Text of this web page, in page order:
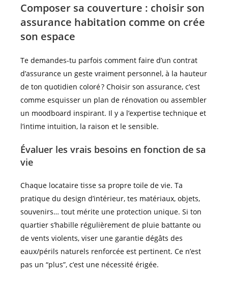
Composer sa couverture : choisir son
assurance habitation comme on crée
son espace
Te demandes-tu parfois comment faire d’un contrat
d’assurance un geste vraiment personnel, à la hauteur
de ton quotidien coloré ? Choisir son assurance, c’est
comme esquisser un plan de rénovation ou assembler
un moodboard inspirant. Il y a l’expertise technique et
l’intime intuition, la raison et le sensible.
Évaluer les vrais besoins en fonction de sa
vie
Chaque locataire tisse sa propre toile de vie. Ta
pratique du design d’intérieur, tes matériaux, objets,
souvenirs… tout mérite une protection unique. Si ton
quartier s’habille régulièrement de pluie battante ou
de vents violents, viser une garantie dégâts des
eaux/périls naturels renforcée est pertinent. Ce n’est
pas un “plus”, c’est une nécessité érigée.